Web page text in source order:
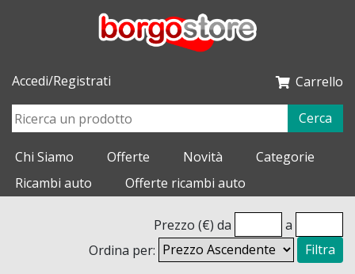
Accedi/Registrati Carrello
Cerca
Chi Siamo Offerte Novità
Categorie
Ricambi auto
Offerte ricambi auto
Prezzo (€) da
a
Ordina per:
Filtra